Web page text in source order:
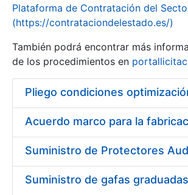
Plataforma de Contratación del
(https://contrataciondelestado.es/)
También podrá encontrar más
de los procedimientos en